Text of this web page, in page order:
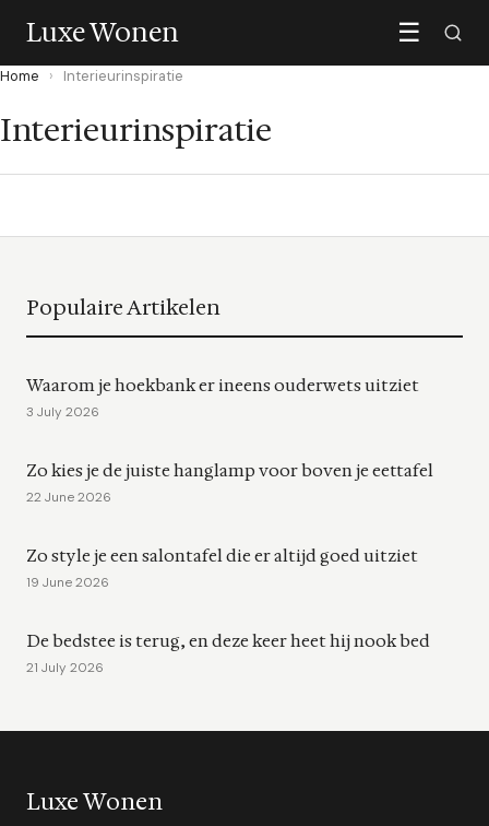
Luxe Wonen ☰
Home › Interieurinspiratie
Interieurinspiratie
Populaire Artikelen
Waarom je hoekbank er ineens ouderwets uitziet
3 July 2026
Zo kies je de juiste hanglamp voor boven je eettafel
22 June 2026
Zo style je een salontafel die er altijd goed uitziet
19 June 2026
De bedstee is terug, en deze keer heet hij nook bed
21 July 2026
Luxe Wonen